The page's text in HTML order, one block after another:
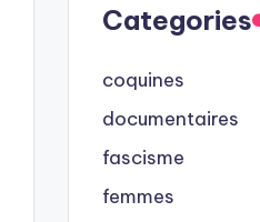
Categories
coquines
documentaires
fascisme
femmes